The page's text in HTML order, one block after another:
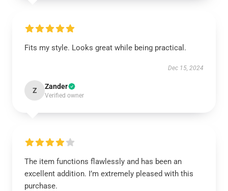
Fits my style. Looks great while being practical.
Dec 15, 2024
Z Zander
Verified owner
The item functions flawlessly and has been an
excellent addition. I’m extremely pleased with this
purchase.